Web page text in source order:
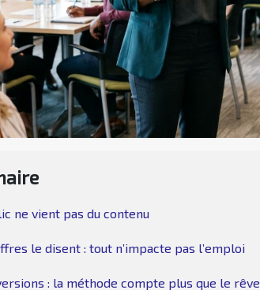
ne vient pas du contenu
le disent : tout n’impacte pas l’emploi
: la méthode compte plus que le rêve